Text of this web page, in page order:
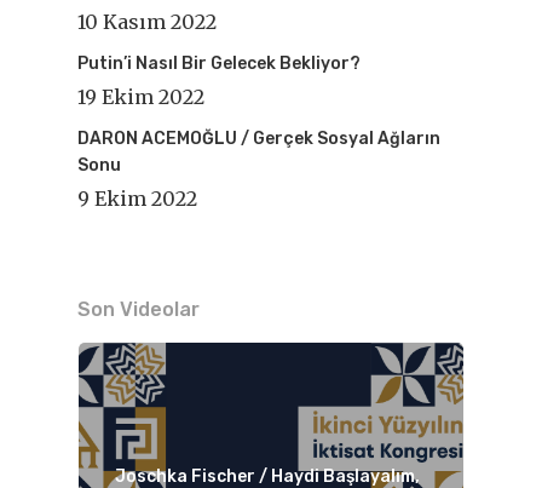
10 Kasım 2022
Putin’i Nasıl Bir Gelecek Bekliyor?
19 Ekim 2022
DARON ACEMOĞLU / Gerçek Sosyal Ağların
Sonu
9 Ekim 2022
Son Videolar
Joschka Fischer / Haydi Başlayalım,